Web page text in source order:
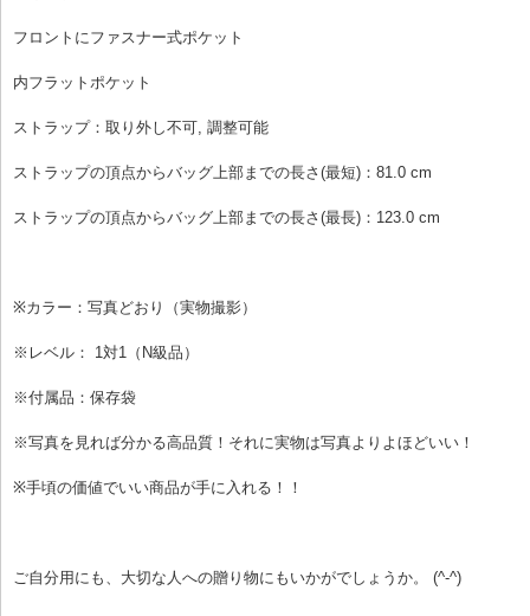
フロントにファスナー式ポケット
内フラットポケット
ストラップ：取り外し不可, 調整可能
ストラップの頂点からバッグ上部までの長さ(最短)：81.0 cm
ストラップの頂点からバッグ上部までの長さ(最長)：123.0 cm
※カラー：写真どおり（実物撮影）
※レベル： 1対1（N級品）
※付属品：保存袋
※写真を見れば分かる高品質！それに実物は写真よりよほどいい！
※手頃の価値でいい商品が手に入れる！！
ご自分用にも、大切な人への贈り物にもいかがでしょうか。 (^-^)